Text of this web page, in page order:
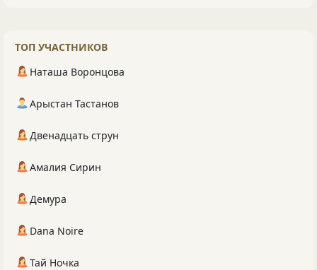
ТОП УЧАСТНИКОВ
Наташа Воронцова
Арыстан Тастанов
Двенадцать струн
Амалия Сирин
Демура
Dana Noire
Тай Ночка